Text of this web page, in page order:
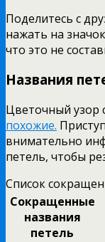
Поделитесь с
нажать на
что это не
Названия
Цветочный узор
похожие.
внимательно
петель, чтобы
Список
Сокращенные
названия
петель